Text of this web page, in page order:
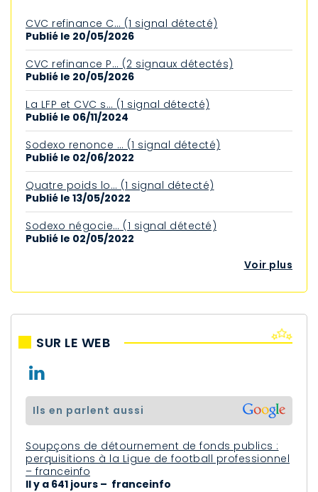
CVC refinance C… (1 signal détecté)
Publié le 20/05/2026
CVC refinance P… (2 signaux détectés)
Publié le 20/05/2026
La LFP et CVC s… (1 signal détecté)
Publié le 06/11/2024
Sodexo renonce … (1 signal détecté)
Publié le 02/06/2022
Quatre poids lo… (1 signal détecté)
Publié le 13/05/2022
Sodexo négocie… (1 signal détecté)
Publié le 02/05/2022
Voir plus
SUR LE WEB
ils en parlent aussi
Soupçons de détournement de fonds publics :
perquisitions à la Ligue de football professionnel
– franceinfo
Il y a 641 jours – franceinfo